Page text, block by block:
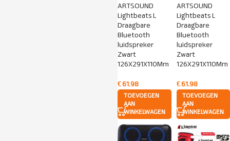
ARTSOUND
Lightbeats L
Draagbare
Bluetooth
luidspreker
Zwart
126X291X110Mm
€61.98
TOEVOEGEN
AAN
WINKELWAGEN
ARTSOUND
Lightbeats L
Draagbare
Bluetooth
luidspreker
Zwart
126X291X110Mm
€61.98
TOEVOEGEN
AAN
WINKELWAGEN